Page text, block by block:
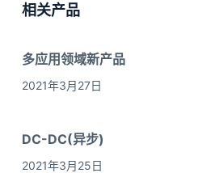
相关产品
多应用领域新产品
2021年3月27日
DC-DC(异步)
2021年3月25日